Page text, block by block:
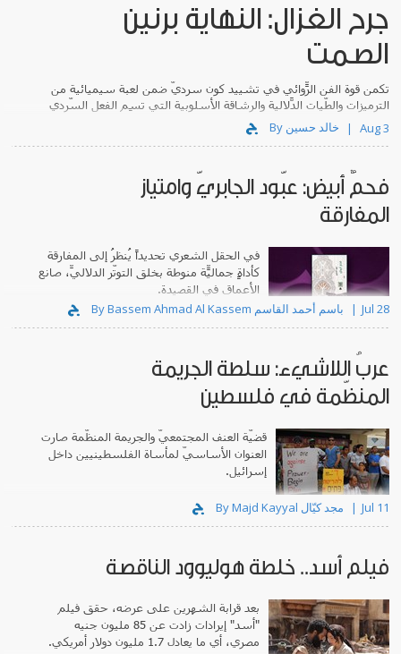
جرح الغزال: النهاية برنين
الصمت
تكمن قوة الفن الرّوائي في تشييد كونٍ سرديّ ضمن لعبة سيميائية من
الترميزات والطّيات الدّلالية والرشاقة الأسلوبية التي تَسِم الفعل السّردي
في الامتدادات والتضاريس التي يبتكرها.
By خالد حسين Aug 3
فحمٌ أبيض: عبّود الجابريّ وامتياز
المفارقة
في الحقل الشعري تحديداً يُنظرُ إلى المفارقة
كأداةٍ جماليّة منوطةٍ بخلق التوتّر الدلاليّ، صانعِ
الأعماق في القصيدة.
Jul 28
عربُ اللاشيء: سلطة الجريمة
المنظّمة في فلسطين
قضيّة العنف المجتمعيّ والجريمة المنظّمة صارت
العنوان الأساسيّ لمأساة الفلسطينيين داخل
إسرائيل.
Jul 11
فيلم أسد.. خلطة هوليوود الناقصة
بعد قرابة الشهرين على عرضه، حقق فيلم
"أسد" إيرادات زادت عن 85 مليون جنيه
مصري، أي ما يعادل 1.7 مليون دولار أمريكي.